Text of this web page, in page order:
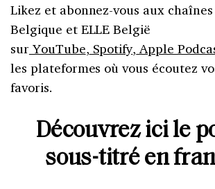
Likez et abonnez-vous aux chaînes
Belgique et ELLE België
sur YouTube, Spotify, Apple
les plateformes où vous écoutez
favoris.
Découvrez ici le
sous-titré en